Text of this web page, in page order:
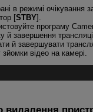
в режимі очікування
[STBY].
програму
й завершення
й завершувати
зйомки відео на камері.